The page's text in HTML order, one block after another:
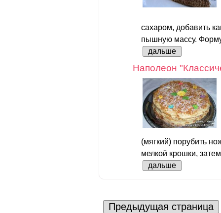
сахаром, добавить
пышную массу.
дальше
Наполеон
(мягкий) порубить
мелкой крошки,
дальше
Предыдущая страница